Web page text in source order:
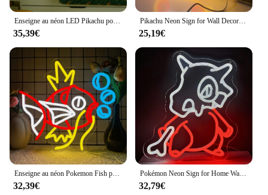
Enseigne au néon LED Pikachu pour salle de jeux, anime de dessin animé, parfait pour la chambre à coucher, la maison, la fête d'anniversaire, le bar, la décoration murale, les cadeaux
35,39€
Pikachu Neon Sign for Wall Decor, USB 62, Cute Anime, Home Bar, Game Room, Wall Decor, Gift for Gamer Kids
25,19€
Enseigne au néon Pokemon Fish pour décoration murale, USB 62, décoration de la maison, anime unique, cadeaux pour enfants
32,39€
Pokémon Neon Sign for Home Wall Decor, USB 62 Neon Sign for Bedrom, Game Room Decor, Gifts for Kids, Friends, Unique
32,79€